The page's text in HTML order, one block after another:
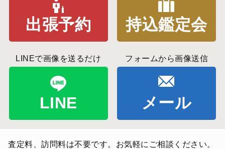
出張予約 持込鑑定会
LINEで画像を送るだけ
LINE
フォームから画像送信
メール
査定料、訪問料は不要です。お気軽にご相談ください。